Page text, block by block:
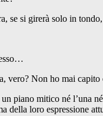
si girerà solo in
vero? Non ho mai
mitico né l’una
loro espressione